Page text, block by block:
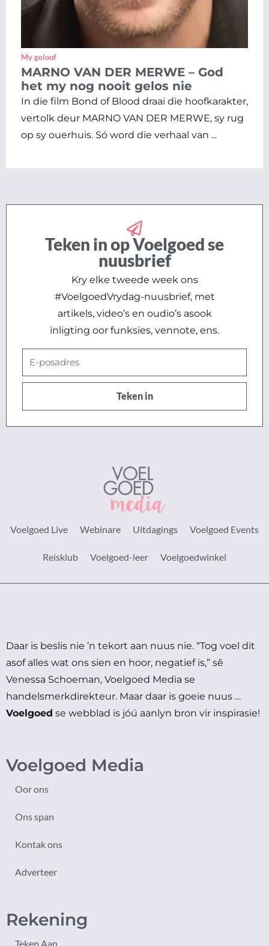
My geloof
MARNO VAN DER MERWE – God
het my nog nooit gelos nie
In die film Bond of Blood draai die hoofkarakter,
vertolk deur MARNO VAN DER MERWE, sy rug
op sy ouerhuis. Só word die verhaal van ...
Teken in op Voelgoed se
nuusbrief
Kry elke tweede week ons
#VoelgoedVrydag-nuusbrief, met
artikels, video’s en oudio’s asook
inligting oor funksies, vennote, ens.
E-
posadres
Teken in
Voelgoed Live Webinare Uitdagings Voelgoed Events
Reisklub Voelgoed-leer Voelgoedwinkel
Daar is beslis nie ’n tekort aan nuus nie. “Tog voel dit
asof alles wat ons sien en hoor, negatief is,” sê
Venessa Schoeman, Voelgoed Media se
handelsmerkdirekteur. Maar daar is goeie nuus …
Voelgoed se webblad is jóú aanlyn bron vir inspirasie!
Voelgoed Media
Oor ons
Ons span
Kontak ons
Adverteer
Rekening
Teken Aan